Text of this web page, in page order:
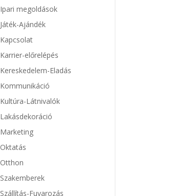
Ipari megoldások
Játék-Ajándék
Kapcsolat
Karrier-előrelépés
Kereskedelem-Eladás
Kommunikáció
Kultúra-Látnivalók
Lakásdekoráció
Marketing
Oktatás
Otthon
Szakemberek
Szállítás-Fuvarozás